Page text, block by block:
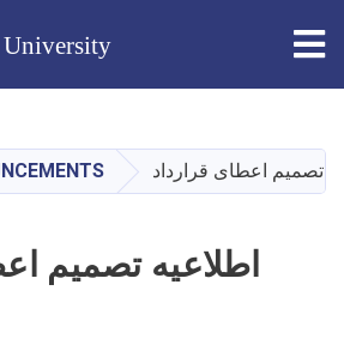
main
content
تصمیم اعطای قرارداد
اطلاعیه تصمیم